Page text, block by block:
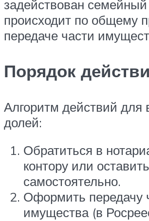
задействован семейный
происходит по общему
передаче части
Порядок
Алгоритм действий для
долей:
Обратиться в
контору или
самостоятельно.
Оформить передачу
имущества (в